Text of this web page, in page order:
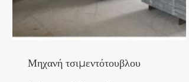
Πλαστικές παλέτες PVC για